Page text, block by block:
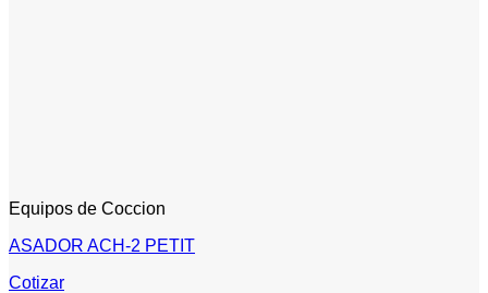
Equipos de Coccion
ASADOR ACH-2 PETIT
Cotizar